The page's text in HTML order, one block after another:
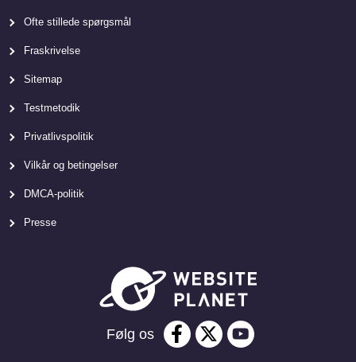
Ofte stillede spørgsmål
Fraskrivelse
Sitemap
Testmetodik
Privatlivspolitik
Vilkår og betingelser
DMCA-politik
Presse
Følg os